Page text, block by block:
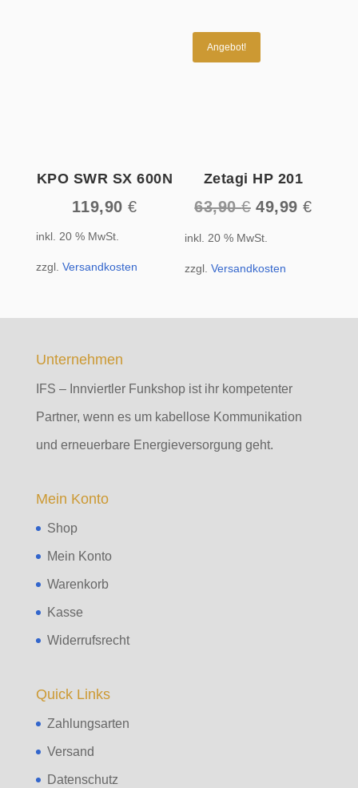
KPO SWR SX 600N
119,90€
inkl. 20 % MwSt.
zzgl. Versandkosten
Angebot!
Zetagi HP 201
63,90€
war:
63,90 €
49,99€
inkl. 20 % MwSt.
zzgl.Versandkosten
Unternehmen
IFS – Innviertler Funkshop ist ihr kompetenter
Partner, wenn es um kabellose Kommunikation
und erneuerbare Energieversorgung geht.
Mein Konto
Shop
Mein Konto
Warenkorb
Kasse
Widerrufsrecht
Quick Links
Zahlungsarten
Versand
Datenschutz